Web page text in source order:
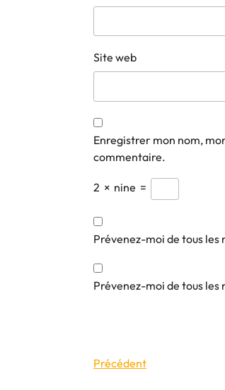
Site web
Enregistrer mon nom,
commentaire.
2 × nine =
Prévenez-moi de tous
Prévenez-moi de tous
Navigation
Article
Précédent